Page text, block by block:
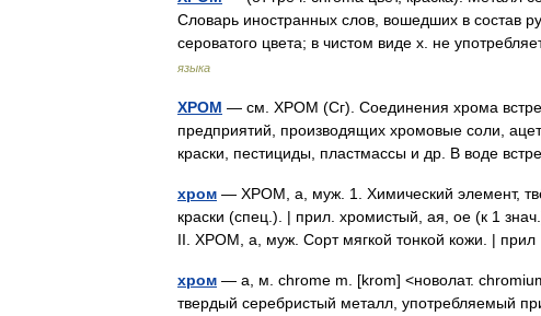
Словарь иностранных слов, вошедших в состав
сероватого цвета; в чистом виде х. не
языка
ХРОМ — см. ХРОМ (Сг). Соединения хрома
предприятий, производящих хромовые соли,
краски, пестициды, пластмассы и др. В воде
хром — ХРОМ, а, муж. 1. Химический элемент,
краски (спец.). | прил. хромистый, ая, ое (к 1
II. ХРОМ, а, муж. Сорт мягкой тонкой кожи. |
хром — а, м. chrome m. [krom] <новолат.
твердый серебристый металл, употребляемый